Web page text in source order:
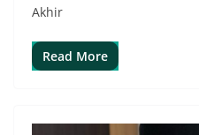
Akhir
Read More